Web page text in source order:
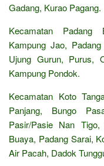
Gadang, Kurao Pagang.
Kecamatan Padang
Kampung Jao,
Ujung Gurun, Purus,
Kampung Pondok.
Kecamatan Koto
Panjang, Bungo
Pasir/Pasie Nan
Buaya, Padang Sarai,
Air Pacah, Dadok